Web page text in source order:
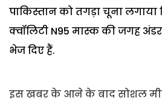
पाकिस्तान को तगड़ा चूना लगाया
क्वॉलिटी N95 मास्क की जगह
भेज दिए हैं.
इस खबर के आने के बाद सोशल